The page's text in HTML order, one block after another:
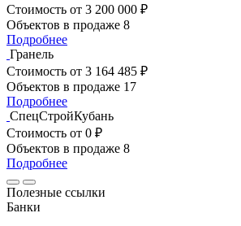
Стоимость от 3 200 000 ₽
Объектов в продаже 8
Подробнее
Гранель
Стоимость от 3 164 485 ₽
Объектов в продаже 17
Подробнее
СпецСтройКубань
Стоимость от 0 ₽
Объектов в продаже 8
Подробнее
Полезные ссылки
Банки